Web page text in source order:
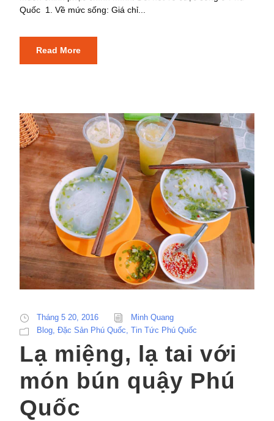
Quốc 1. Về mức sống: Giá chỉ...
Read More
Tháng 5 20, 2016
Minh Quang
Blog, Đặc Sản Phú Quốc, Tin Tức Phú Quốc
Lạ miệng, lạ tai với
món bún quậy Phú
Quốc